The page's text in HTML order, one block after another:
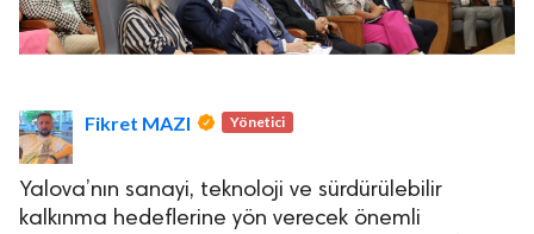
Fikret MAZI Yönetici
Yalova’nın sanayi, teknoloji ve sürdürülebilir
kalkınma hedeflerine yön verecek önemli